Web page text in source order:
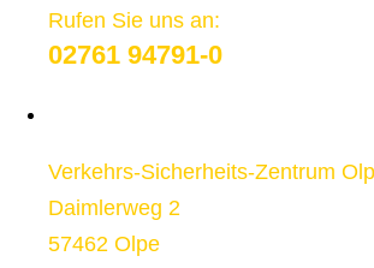
Rufen Sie uns an:
02761 94791-0
Verkehrs-Sicherheits-Zentrum
Daimlerweg 2
57462 Olpe